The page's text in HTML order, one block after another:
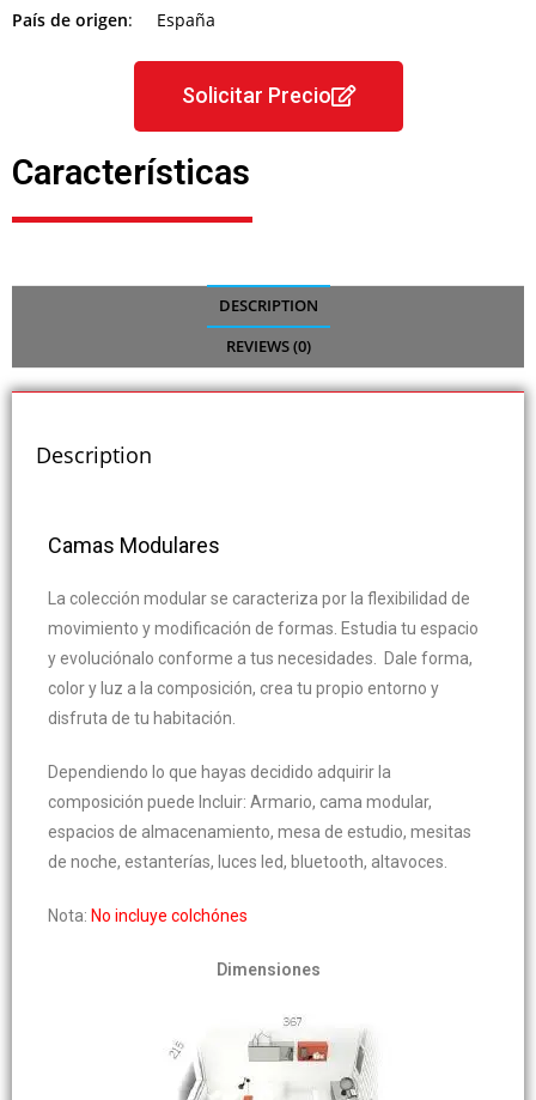
País de origen: España
Solicitar Precio
Características
DESCRIPTION
REVIEWS (0)
Description
Camas Modulares
La colección modular se caracteriza por la flexibilidad de
movimiento y modificación de formas. Estudia tu espacio
y evoluciónalo conforme a tus necesidades. Dale forma,
color y luz a la composición, crea tu propio entorno y
disfruta de tu habitación.
Dependiendo lo que hayas decidido adquirir la
composición puede Incluir: Armario, cama modular,
espacios de almacenamiento, mesa de estudio, mesitas
de noche, estanterías, luces led, bluetooth, altavoces.
Nota: No incluye colchónes
Dimensiones